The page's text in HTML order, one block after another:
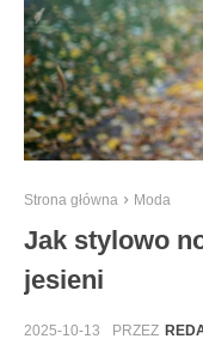
Strona główna Moda
Jak stylowo
jesieni
2025-10-13 PRZEZ